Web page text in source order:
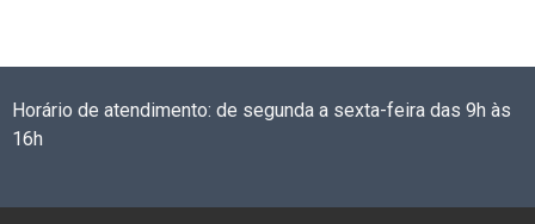
Horário de atendimento: de segunda a sexta-feira das 9h às
16h